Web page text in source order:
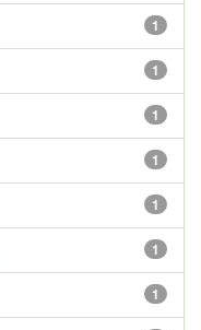
1
1
1
1
1
1
1